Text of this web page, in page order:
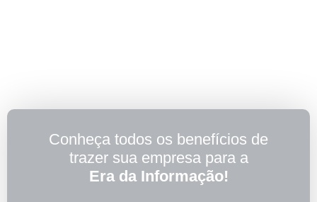
Conheça todos os benefícios de
trazer sua empresa para a
Era da Informação!